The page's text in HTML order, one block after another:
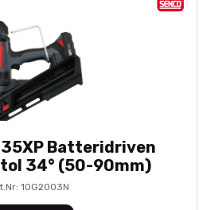
Batteridriven
34° (50-90mm)
10G2003N